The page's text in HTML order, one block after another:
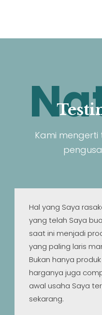
Kami
Hal yang Saya
yang telah Saya
saat ini menjadi
yang paling laris
Bukan hanya
harganya juga
awal usaha Saya
sekarang.